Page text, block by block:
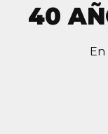
40
En